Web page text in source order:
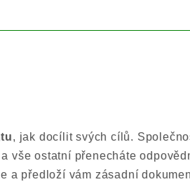
, jak docílit svých cílů.
vše ostatní přenecháte
a předloží vám zásadní